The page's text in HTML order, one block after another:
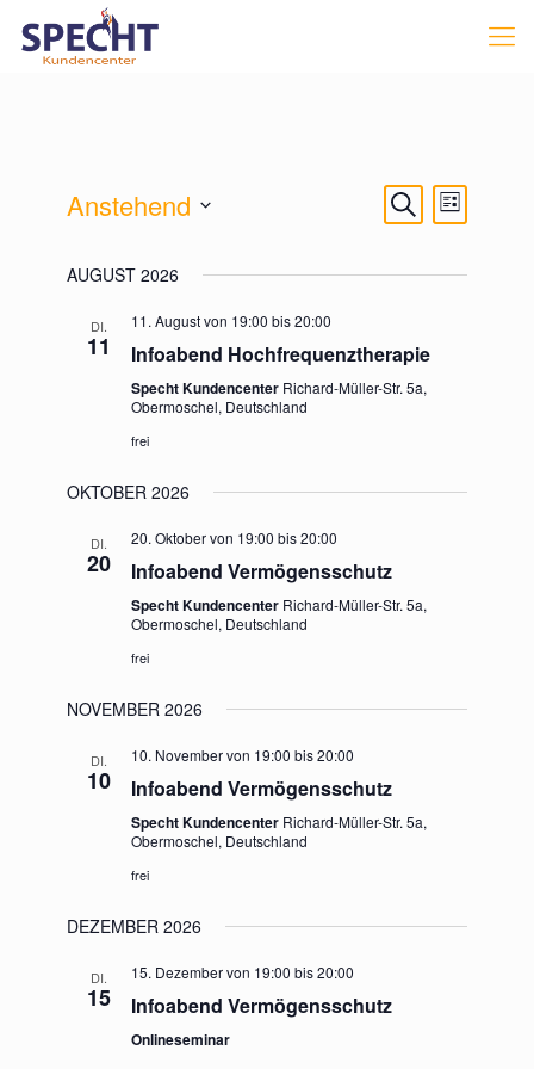
SUCHE
UND
Suche
Liste
Anstehend
wählen.
AUGUST 2026
DI.
11
11. August von 19:00 bis20:00
Infoabend Hochfrequenztherapie
Specht Kundencenter Richard-Müller-Str. 5a,
Obermoschel, Deutschland
frei
OKTOBER 2026
DI.
20
20. Oktober von 19:00 bis20:00
Infoabend Vermögensschutz
Specht Kundencenter Richard-Müller-Str. 5a,
Obermoschel, Deutschland
frei
NOVEMBER 2026
DI.
10
10. November von 19:00 bis20:00
Infoabend Vermögensschutz
Specht Kundencenter Richard-Müller-Str. 5a,
Obermoschel, Deutschland
frei
DEZEMBER 2026
DI.
15
15. Dezember von 19:00 bis20:00
Infoabend Vermögensschutz
Onlineseminar